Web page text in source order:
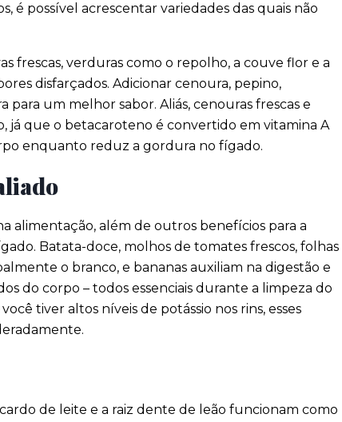
é possível acrescentar variedades das quais não
frescas, verduras como o repolho, a couve flor e a
disfarçados. Adicionar cenoura, pepino,
um melhor sabor. Aliás, cenouras frescas e
já que o betacaroteno é convertido em vitamina A
enquanto reduz a gordura no fígado.
alimentação, além de outros benefícios para a
Batata-doce, molhos de tomates frescos, folhas
o branco, e bananas auxiliam na digestão e
​​do corpo – todos essenciais durante a limpeza do
tiver altos níveis de potássio nos rins, esses
de leite e a raiz dente de leão funcionam como